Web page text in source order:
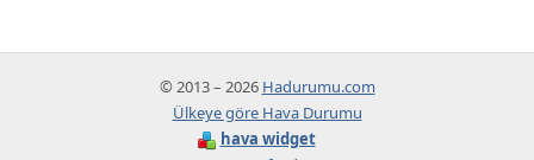
© 2013 – 2026 Hadurumu.com
Ülkeye göre Hava Durumu
hava widget